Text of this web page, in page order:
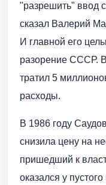
"разрешить" ввод
сказал Валерий
И главной его
разорение СССР.
тратил 5
расходы.
В 1986 году
снизила цену на
пришедший к
оказался у